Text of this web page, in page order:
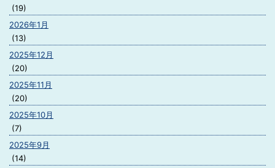
(19)
2026年1月
(13)
2025年12月
(20)
2025年11月
(20)
2025年10月
(7)
2025年9月
(14)